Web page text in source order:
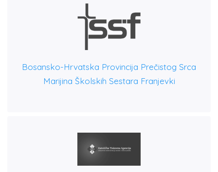
Bosansko-Hrvatska Provincija Prečistog Srca
Marijina Školskih Sestara Franjevki